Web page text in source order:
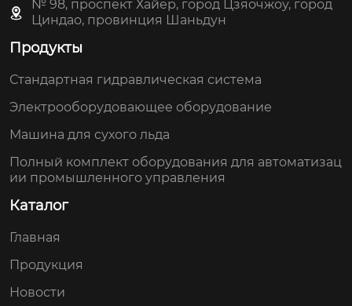
№ 98, проспект Хайер, город Цзяочжоу, город
Циндао, провинция Шаньдун
Продукты
Стандартная гидравлическая система
Электрооборудовающее оборудование
Машина для сухого льда
Полный комплект оборудования для автоматизац
ии промышленного управления
Каталог
Главная
Продукция
Новости